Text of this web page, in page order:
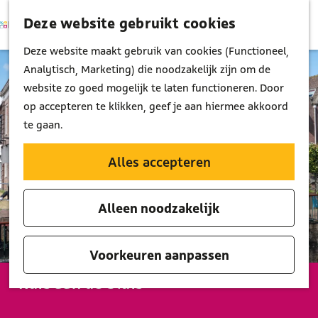
Deze website gebruikt cookies
Deze website maakt gebruik van cookies (Functioneel,
Analytisch, Marketing) die noodzakelijk zijn om de
website zo goed mogelijk te laten functioneren. Door
op accepteren te klikken, geef je aan hiermee akkoord
te gaan.
Alles accepteren
Alleen noodzakelijk
Voorkeuren aanpassen
G
a
n
a
a
r
d
e
h
o
m
e
p
K
a
r
t
Z
e
k
e
n
M
e
n
u
Ruis aan de Sluis